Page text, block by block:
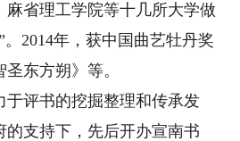
省理工学院等十几所大学做
2014年，获中国曲艺牡丹奖
东方朔》等。
评书的挖掘整理和传承发
的支持下，先后开办宣南书